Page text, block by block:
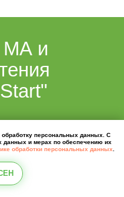
МА и
персональных данных. С
данных и мерах по обеспечению их
обработки персональных данных.